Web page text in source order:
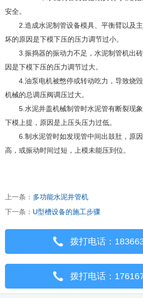
安全。
2.造成水泥制管设备模具、平衡臂以及
坏的原因是下模下压的压力调节过小。
3.振捣器的振动力不足，水泥制管机出
因是下模下压的压力调节过大。
4.油泵电机被憋停或转动吃力，导致烧
机械的总调压阀调压过大。
5.水泥井盖机械制管时水泥管有断裂现
下模上提，原因是上压头压力过低。
6.制水泥管时如发现管中间出鼓肚，原
高，或振动时间过短，上模未能压到位。
上一条： 多功能水泥井管机
下一条： U型槽设备的施工步骤
拨打电话：
拨打电话：